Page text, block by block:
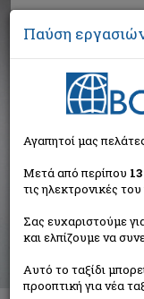
Αναζήτηση
Συγγραφέας:
βιβλία)
Ταξινόμηση ανά:
Παύση
Αγαπητοί μας
Μετά από περίπου
τις ηλεκτρονικές
Σας ευχαριστούμε
και ελπίζουμε να
Αυτό το ταξίδι
προοπτική για νέα